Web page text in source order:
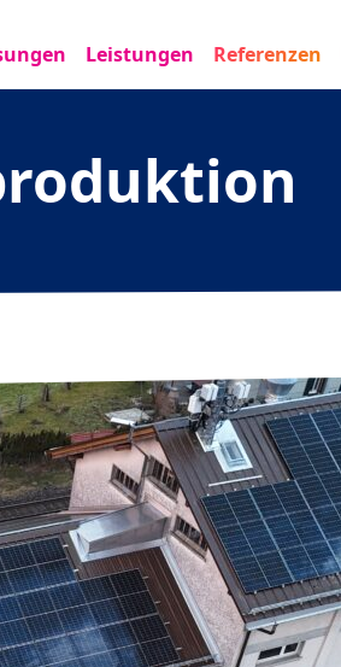
Leistungen Referenzen